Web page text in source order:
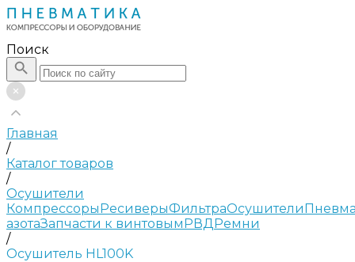
Поиск
Главная
/
Каталог товаров
/
Осушители
КомпрессорыРесиверыФильтраОсушители
азотаЗапчасти к винтовымРВДРемни
/
Осушитель HL100K